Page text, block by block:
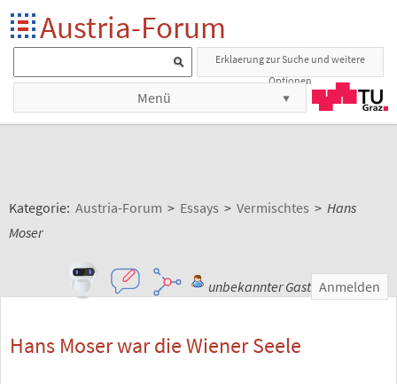
Austria-Forum
Erklaerung zur Suche und weitere
Optionen
Menü
Kategorie: Austria-Forum > Essays > Vermischtes > Hans
Moser
unbekannter Gast Anmelden
Hans Moser war die Wiener Seele